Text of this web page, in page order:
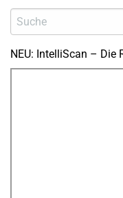
NEU: IntelliScan – Die